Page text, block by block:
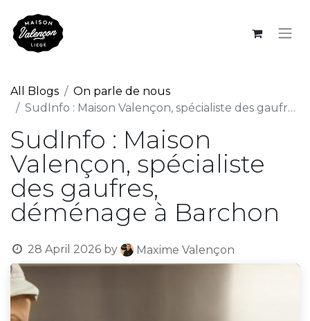
All Blogs
On parle de nous
SudInfo : Maison Valençon, spécialiste des gaufres, déménage à Barchon
SudInfo : Maison
Valençon, spécialiste
des gaufres,
déménage à Barchon
28 April 2026 by Maxime Valençon